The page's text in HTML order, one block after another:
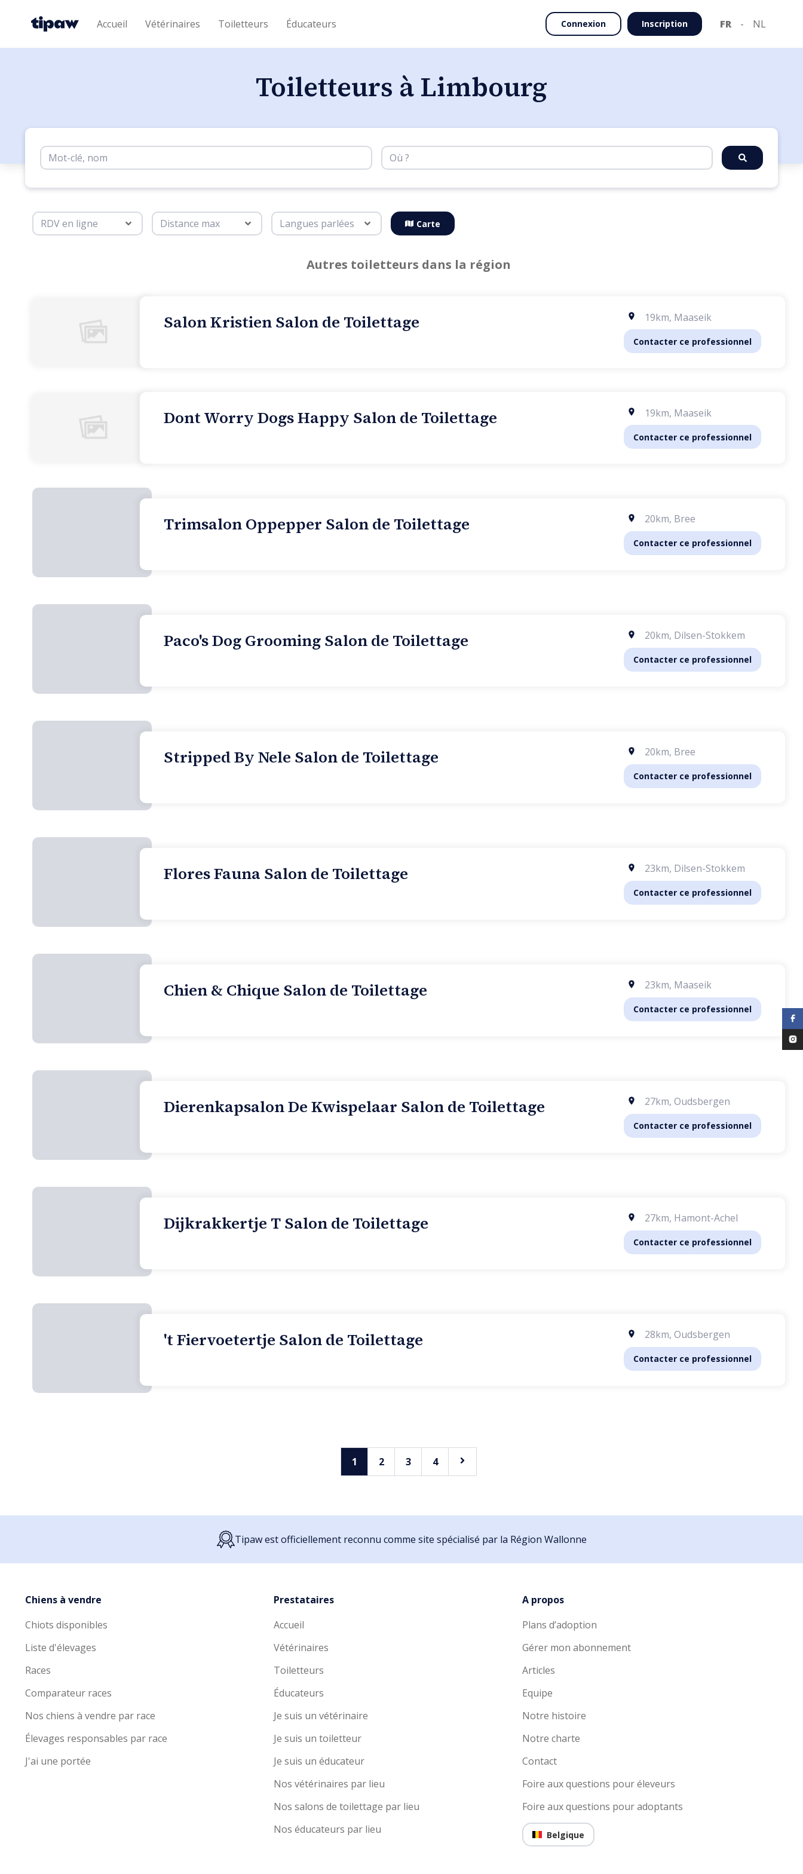
Accueil Vétérinaires Toiletteurs Éducateurs Connexion Inscription FR - NL
Toiletteurs à Limbourg
Carte
Autres toiletteurs dans la région
Salon Kristien Salon de Toilettage 19km, Maaseik
Contacter ce professionnel
Dont Worry Dogs Happy Salon de Toilettage 19km, Maaseik
Contacter ce professionnel
Trimsalon Oppepper Salon de Toilettage 20km, Bree
Contacter ce professionnel
Paco's Dog Grooming Salon de Toilettage 20km, Dilsen-Stokkem
Contacter ce professionnel
Stripped By Nele Salon de Toilettage 20km, Bree
Contacter ce professionnel
Flores Fauna Salon de Toilettage 23km, Dilsen-Stokkem
Contacter ce professionnel
Chien & Chique Salon de Toilettage 23km, Maaseik
Contacter ce professionnel
Dierenkapsalon De Kwispelaar Salon de Toilettage 27km, Oudsbergen
Contacter ce professionnel
Dijkrakkertje T Salon de Toilettage 27km, Hamont-Achel
Contacter ce professionnel
't Fiervoetertje Salon de Toilettage 28km, Oudsbergen
Contacter ce professionnel
1 2 3 4
Tipaw est officiellement reconnu comme site spécialisé par la Région Wallonne
Chiens à vendre
Chiots disponibles
Liste d'élevages
Races
Comparateur races
Nos chiens à vendre par race
Élevages responsables par race
J'ai une portée
Prestataires
Accueil
Vétérinaires
Toiletteurs
Éducateurs
Je suis un vétérinaire
Je suis un toiletteur
Je suis un éducateur
Nos vétérinaires par lieu
Nos salons de toilettage par lieu
Nos éducateurs par lieu
A propos
Plans d’adoption
Gérer mon abonnement
Articles
Equipe
Notre histoire
Notre charte
Contact
Foire aux questions pour éleveurs
Foire aux questions pour adoptants
Belgique